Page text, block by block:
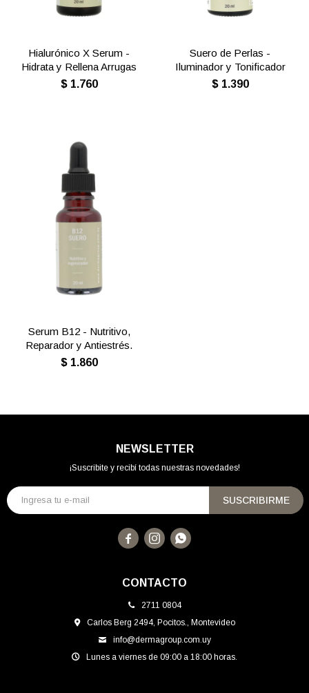
Hialurónico X Serum -
Hidrata y Rellena Arrugas
$ 1.760
Suero de Perlas -
Iluminador y Tonificador
$ 1.390
Serum B12 - Nutritivo,
Reparador y Antiestrés.
$ 1.860
CONTACTO
2711 0804
Carlos Berg 2494, Pocitos., Montevideo
info@dermagroup.com.uy
Lunes a viernes de 09:00 a 18:00 horas.
NEWSLETTER
¡Suscribite y recibí todas nuestras novedades!
SUSCRIBIRME
  